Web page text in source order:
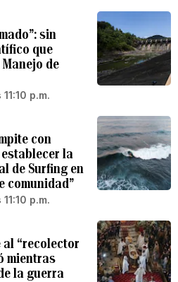
sin
que
de
p.m.
con
la
de Surfing en
comunidad”
p.m.
al “recolector
mientras
la guerra